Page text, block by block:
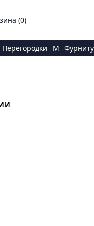
(0)
Перегородки M